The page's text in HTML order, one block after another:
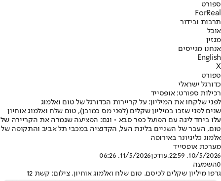
ספורט
ForReal
תרבות ובידור
אוכל
מגזין
אנחנו מגייסים
English
X
ספורט
כדורגל ישראלי
רכילות ספורט: אופסייד
לפני שלקחו את המיליון: על קריירות הכדורגל של טום ואלמוג
שנים לפני שזכו במיליון שקלים (לפני מס כמובן), טום שלח ואלמוג אוחיון
עלו ביחד ליגה עם הפועל כפר סבא • וגם: הפציעה שגמרה את הקריירה של
טום, העבר של השניים בליגת העל, הקדנציה במכבי תל אביב והתקופה של
אלמוג כליגיונר באירופה
מערכת אופסייד
10/5/2026, 22:59
,עודכן11/5/2026, 06:26
0השמעה
גרפו מיליון שקלים לכיסם. טום שלח ואלמוג אוחיון. צילום: קשת 12